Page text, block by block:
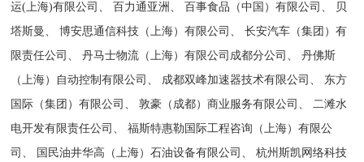
运(上海)有限公司、 百力通亚洲、 百事食品（中国）有限公司、 贝
塔斯曼、 博安思通信科技（上海）有限公司、 长安汽车（集团）有
限责任公司、 丹马士物流（上海）有限公司成都分公司、 丹佛斯
（上海）自动控制有限公司、 成都双峰加速器技术有限公司、 东方
国际（集团）有限公司、 敦豪（成都）商业服务有限公司、 二滩水
电开发有限责任公司、 福斯特惠勒国际工程咨询（上海）有限公
司、 国民油井华高（上海）石油设备有限公司、 杭州斯凯网络科技